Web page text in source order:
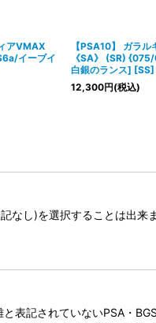
アVMAX
イーブイ
【PSA10】 ガラ
《SA》 (SR)
白銀のランス] [SS]
12,300円(税込)
なし)を選択することは出来ま
表記されていないPSA・